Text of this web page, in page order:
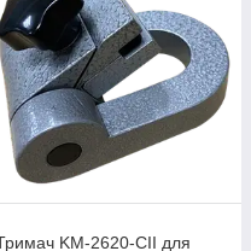
KM-2620-CII для